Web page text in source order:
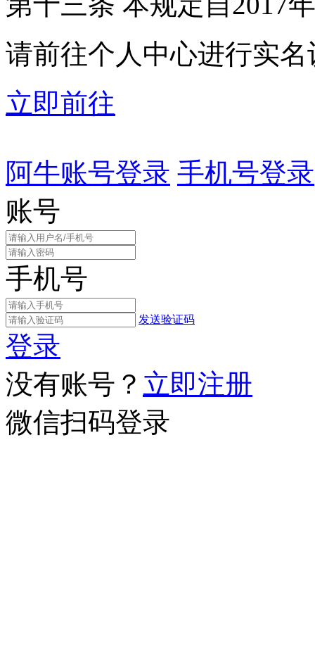
请前往个人中心进行实名
立即前往
阿牛账号登录 手机号登录
账号
手机号
发送验证码
登录
没有账号？ 立即注册
微信扫码登录